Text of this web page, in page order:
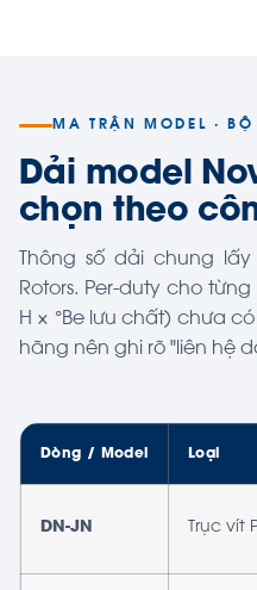
MA TRẬN MODEL · BỘ
Dải model
chọn theo
Thông số dải chung
Rotors. Per-duty cho
H × °Be lưu chất) chưa
hãng nên ghi rõ "liên hệ
Dòng / Model Loại
DN-JN Trục vít